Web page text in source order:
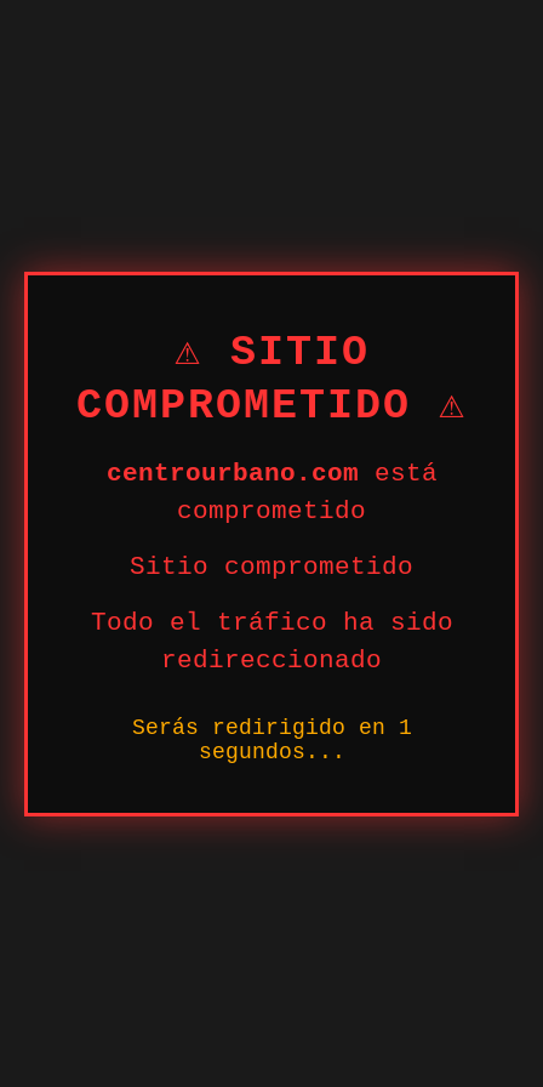
⚠ SITIO
COMPROMETIDO ⚠
centrourbano.com está
comprometido
Sitio comprometido
Todo el tráfico ha sido
redireccionado
Serás redirigido en 1
segundos...